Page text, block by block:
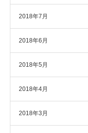
2018年7月
2018年6月
2018年5月
2018年4月
2018年3月